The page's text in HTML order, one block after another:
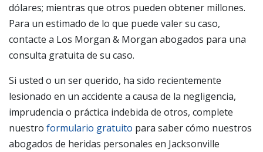
dólares; mientras que otros pueden obtener millones.
Para un estimado de lo que puede valer su caso,
contacte a Los Morgan & Morgan abogados para una
consulta gratuita de su caso.
Si usted o un ser querido, ha sido recientemente
lesionado en un accidente a causa de la negligencia,
imprudencia o práctica indebida de otros, complete
nuestro formulario gratuito para saber cómo nuestros
abogados de heridas personales en Jacksonville